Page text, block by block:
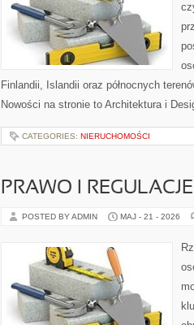
Finlandii, Islandii oraz północnych
Nowości na stronie to Architektura i
CATEGORIES: NIERUCHOMOŚCI
PRAWO I REGULACJE
POSTED BY ADMIN MAJ - 21 - 2026